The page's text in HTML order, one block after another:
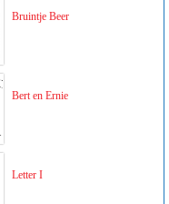
Bruintje Beer
Bert en Ernie
Letter I